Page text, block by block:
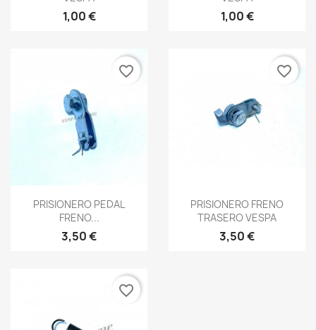
1,00 € 1,00 €
Vista rápida
PRISIONERO PEDAL
FRENO...
3,50 €
favorite_border
Vista rápida
PRISIONERO FRENO
TRASERO VESPA
3,50 €
favorite_border
favorite_border